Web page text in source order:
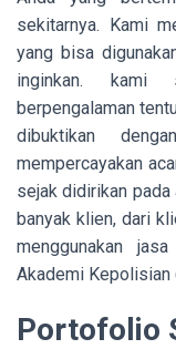
sekitarnya. Kami
yang bisa
inginkan. kami
berpengalaman
dibuktikan
mempercayakan
sejak didirikan pada
banyak klien, dari
menggunakan
Akademi Kepolisian
Portofolio